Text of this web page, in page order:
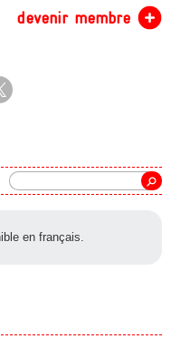
devenir membre
en français.